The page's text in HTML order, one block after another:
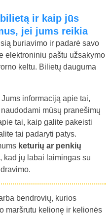
jei jums reikia
buriavimo ir padarė savo
elektroniniu paštu užsakymo
keltu. Bilietų dauguma
informaciją apie tai,
mūsų pranešimų
tai, kaip galite pakeisti
tai padaryti patys.
keturių ar penkių
kad jų labai laimingas su
bendrovių, kurios
maršrutu kelionę ir kelionės